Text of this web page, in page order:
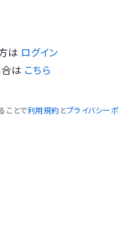
は ログイン
は こちら
ことで利用規約 とプライバシーポ